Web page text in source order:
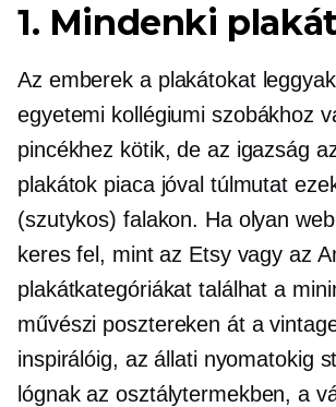
1. Mindenki
Az emberek a plakátokat
egyetemi kollégiumi szobákhoz
pincékhez kötik, de az igazság
plakátok piaca jóval túlmutat
(szutykos) falakon. Ha olyan
keres fel, mint az Etsy vagy az
plakátkategóriákat találhat a
művészi posztereken át a
inspirálóig, az állati nyomatokig
lógnak az osztálytermekben, a